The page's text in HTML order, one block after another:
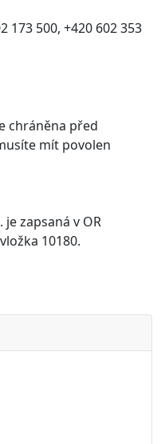
173 500, +420 602 353
chráněna před
mít povolen
je zapsaná v OR
10180.